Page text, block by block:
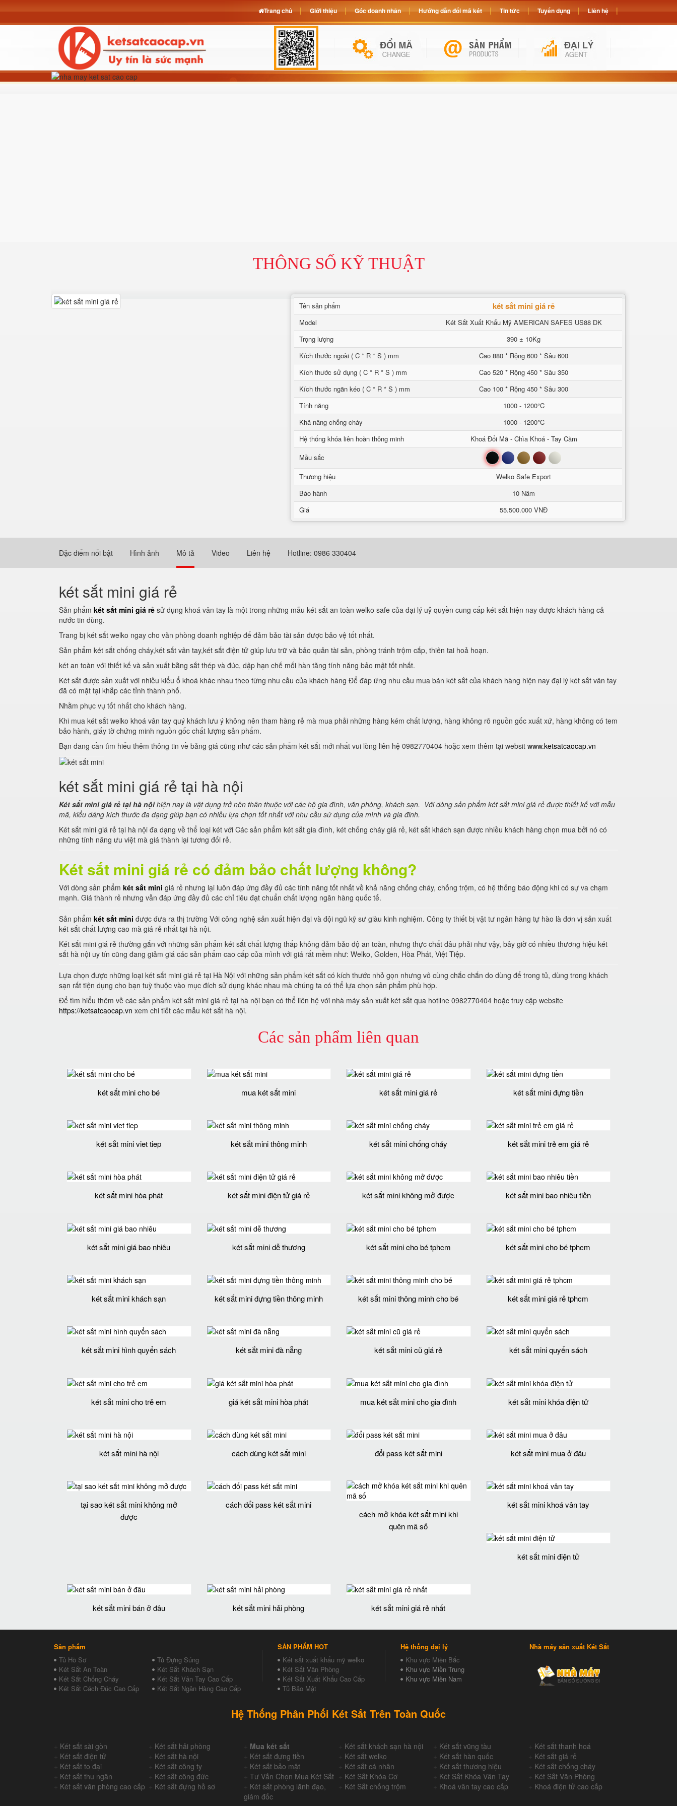
THÔNG SỐ KỸ THUẬT
Tên sản phẩm két sắt mini giá rẻ
Model
Két Sắt Xuất Khẩu Mỹ AMERICAN SAFES US88 DK
Trọng lượng
390 ± 10Kg
Kích thước ngoài ( C * R * S ) mm
Cao 880 * Rộng 600 * Sâu 600
Kích thước sử dụng ( C * R * S ) mm
Cao 520 * Rộng 450 * Sâu 350
Kích thước ngăn kéo ( C * R * S ) mm
Cao 100 * Rộng 450 * Sâu 300
Tính năng
1000 - 1200°C
Khả năng chống cháy
1000 - 1200°C
Hệ thống khóa liên hoàn thông minh
Khoá Đổi Mã - Chìa Khoá - Tay Cầm
Mầu sắc
Đen Xanh Nâu Đỏ Trắng
Thương hiệu
Welko Safe Export
Bảo hành
10 Năm
Giá
55.500.000 VNĐ
Đặc điểm nổi bật Hình ảnh Mô tả Video Liên hệ Hotline: 0986 330404
két sắt mini giá rẻ
Sản phẩm két sắt mini giá rẻ sử dụng khoá vân tay là một trong những mẫu két sắt an toàn welko safe của đại lý uỷ quyền cung cấp két sắt hiện nay được khách hàng cả
nước tin dùng.
Trang bị két sắt welko ngay cho văn phòng doanh nghiệp để đảm bảo tài sản được bảo vệ tốt nhất.
Sản phẩm két sắt chống cháy,két sắt vân tay,két sắt điện tử giúp lưu trữ và bảo quản tài sản, phòng tránh trộm cắp, thiên tai hoả hoạn.
két an toàn với thiết kế và sản xuất bằng sắt thép và đúc, dập hạn chế mối hàn tăng tính năng bảo mật tốt nhất.
Két sắt được sản xuất với nhiều kiểu ổ khoá khác nhau theo từng nhu cầu của khách hàng Để đáp ứng nhu cầu mua bán két sắt của khách hàng hiện nay đại lý két sắt vân tay
đã có mặt tại khắp các tỉnh thành phố.
Nhằm phục vụ tốt nhất cho khách hàng.
Khi mua két sắt welko khoá vân tay quý khách lưu ý không nên tham hàng rẻ mà mua phải những hàng kém chất lượng, hàng không rõ nguồn gốc xuất xứ, hàng không có tem
bảo hành, giấy tờ chứng minh nguồn gốc chất lượng sản phẩm.
Bạn đang cần tìm hiểu thêm thông tin về bảng giá cũng như các sản phẩm két sắt mới nhất vui lòng liên hệ 0982770404 hoặc xem thêm tại websit www.ketsatcaocap.vn
két sắt mini giá rẻ tại hà nội
Két sắt mini giá rẻ tại hà nộihiện nay là vật dụng trở nên thân thuộc với các hộ gia đình, văn phòng, khách sạn. Với dòng sản phẩm két sắt mini giá rẻ được thiết kế với mẫu
mã, kiểu dáng kích thước đa dạng giúp bạn có nhiều lựa chọn tốt nhất với nhu cầu sử dụng của mình và gia đinh.
Két sắt mini giá rẻ tại hà nội đa dạng về thể loại két với Các sản phẩm két sắt gia đình, két chống cháy giá rẻ, két sắt khách sạn được nhiều khách hàng chọn mua bởi nó có
những tính năng ưu việt mà giá thành lại tương đối rẻ.
Két sắt mini giá rẻ có đảm bảo chất lượng không?
Với dòng sản phẩm két sắt mini giá rẻ nhưng lại luôn đáp ứng đầy đủ các tính năng tốt nhất về khả năng chống cháy, chống trộm, có hệ thống báo động khi có sự va chạm
mạnh. Giá thành rẻ nhưng vẫn đáp ứng đầy đủ các chỉ tiêu đạt chuẩn chất lượng ngân hàng quốc tế.
Sản phẩm két sắt mini được đưa ra thị trường Với công nghệ sản xuất hiện đại và đội ngũ kỹ sư giàu kinh nghiệm. Công ty thiết bị vật tư ngân hàng tự hào là đơn vị sản xuất
két sắt chất lượng cao mà giá rẻ nhất tại hà nội.
Két sắt mini giá rẻ thường gắn với những sản phẩm két sắt chất lượng thấp không đảm bảo độ an toàn, nhưng thực chất đâu phải như vậy, bây giờ có nhiều thương hiệu két
sắt hà nội uy tín cũng đang giảm giá các sản phẩm cao cấp của mình với giá rất mềm như: Welko, Golden, Hòa Phát, Việt Tiệp.
Lựa chọn được những loại két sắt mini giá rẻ tại Hà Nội với những sản phẩm két sắt có kích thước nhỏ gọn nhưng vô cùng chắc chắn do dùng để trong tủ, dùng trong khách
sạn rất tiện dụng cho bạn tuỳ thuộc vào mục đích sử dụng khác nhau mà chúng ta có thể lựa chọn sản phẩm phù hợp.
Để tìm hiểu thêm về các sản phẩm két sắt mini giá rẻ tại hà nội bạn có thể liên hệ với nhà máy sản xuất két sắt qua hotline 0982770404 hoặc truy cập website
https://ketsatcaocap.vn xem chi tiết các mẫu két sắt hà nội.
Các sản phẩm liên quan
két sắt mini cho bé mua két sắt mini két sắt mini giá rẻ két sắt mini đựng tiền
két sắt mini viet tiep két sắt mini thông minh két sắt mini chống cháy két sắt mini trẻ em giá rẻ
két sắt mini hòa phát két sắt mini điện tử giá rẻ két sắt mini không mở được két sắt mini bao nhiêu tiền
két sắt mini giá bao nhiêu két sắt mini dễ thương két sắt mini cho bé tphcm két sắt mini cho bé tphcm
két sắt mini khách sạn két sắt mini đựng tiền thông minh két sắt mini thông minh cho bé két sắt mini giá rẻ tphcm
két sắt mini hình quyển sách két sắt mini đà nẵng két sắt mini cũ giá rẻ két sắt mini quyển sách
két sắt mini cho trẻ em giá két sắt mini hòa phát mua két sắt mini cho gia đình két sắt mini khóa điện tử
két sắt mini hà nội cách dùng két sắt mini đổi pass két sắt mini két sắt mini mua ở đâu
tại sao két sắt mini không mở
được
cách đổi pass két sắt mini
cách mở khóa két sắt mini khi
quên mã số
két sắt mini khoá vân tay
két sắt mini điện tử
két sắt mini bán ở đâu két sắt mini hải phòng két sắt mini giá rẻ nhất
Sản phẩm
Tủ Hồ Sơ
Tủ Đựng Súng
Két Sắt An Toàn
Két Sắt Khách Sạn
Két Sắt Chống Cháy
Két Sắt Vân Tay Cao Cấp
Két Sắt Cách Đúc Cao Cấp
Két Sắt Ngân Hàng Cao Cấp
SẢN PHẨM HOT
Két sắt xuất khẩu mỹ welko
Két Sắt Văn Phòng
Két Sắt Xuất Khẩu Cao Cấp
Tủ Bảo Mật
Hệ thống đại lý
Khu vực Miền Bắc
Khu vực Miền Trung
Khu vực Miền Nam
Nhà máy sản xuất Két Sắt
Hệ Thống Phân Phối Két Sắt Trên Toàn Quốc
Két sắt sài gòn Két sắt hải phòng Mua két sắt Két sắt khách sạn hà nội Két sắt vũng tàu
Két sắt thanh hoá
Két sắt điện tử Két sắt hà nội Két sắt đựng tiền Két sắt welko Két sắt hàn quốc
Két sắt giá rẻ
Két sắt to đại Két sắt công ty Két sắt bảo mật Két sắt cá nhân Két sắt thương hiệu
Két sắt chống cháy
Két sắt thu ngân Két sắt công đức Tư Vấn Chọn Mua Két Sắt Két Sắt Khóa Cơ Két Sắt Khóa Vân Tay
Két Sắt Văn Phòng
Két sắt văn phòng cao cấp Két sắt đựng hồ sơ
Két sắt phòng lãnh đạo,
giám đốc
Két Sắt chống trộm Khoá vân tay cao cấp Khoá điện tử cao cấp
Trang chủ Giới thiệu Góc doanh nhân Hướng dẫn đổi mã két Tin tức Tuyển dụng Liên hệ